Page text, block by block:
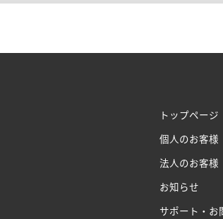
トップページ
個人のお客様
法人のお客様
お知らせ
サポート・お